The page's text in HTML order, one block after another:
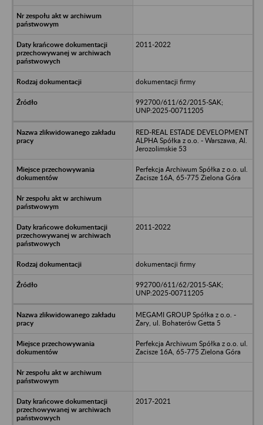
2011-2022
dokumentacji firmy
992700/611/62/2015-SAK;
UNP:2025-00711205
RED-REAL ESTADE DEVELOPMENT
ALPHA Spółka z o.o. - Warszawa, Al.
Jerozolimskie 53
Perfekcja Archiwum Spółka z o.o. ul.
Zacisze 16A, 65-775 Zielona Góra
2011-2022
dokumentacji firmy
992700/611/62/2015-SAK;
UNP:2025-00711205
MEGAMI GROUP Spółka z o.o. -
Żary, ul. Bohaterów Getta 5
Perfekcja Archiwum Spółka z o.o. ul.
Zacisze 16A, 65-775 Zielona Góra
2017-2021